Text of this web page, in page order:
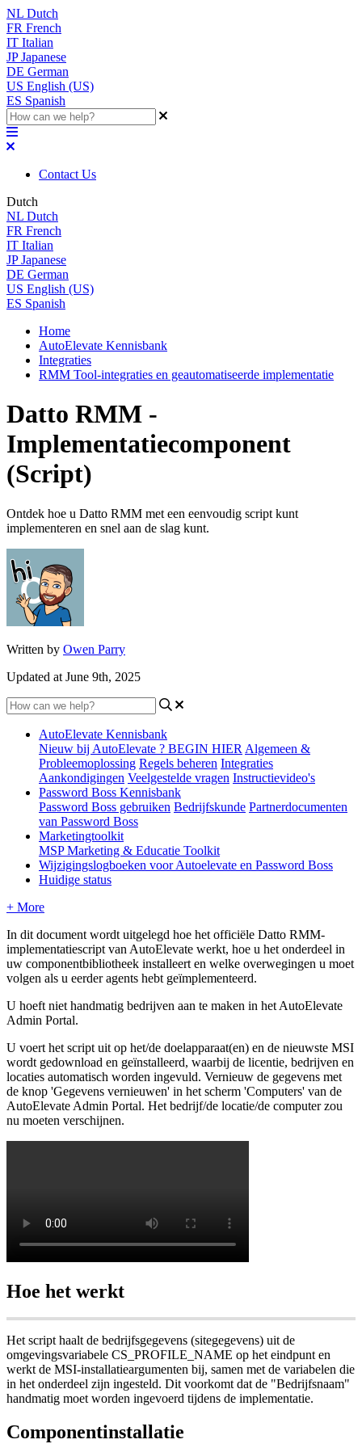
NL Dutch
FR French
IT Italian
JP Japanese
DE German
US English (US)
ES Spanish
Contact Us
Dutch
NL Dutch
FR French
IT Italian
JP Japanese
DE German
US English (US)
ES Spanish
Home
AutoElevate Kennisbank
Integraties
RMM Tool-integraties en geautomatiseerde implementatie
Datto RMM -
Implementatiecomponent
(Script)
Ontdek hoe u Datto RMM met een eenvoudig script kunt
implementeren en snel aan de slag kunt.
Written by Owen Parry
Updated at June 9th, 2025
AutoElevate Kennisbank
Nieuw bij AutoElevate ? BEGIN HIER Algemeen &
Probleemoplossing Regels beheren Integraties
Aankondigingen Veelgestelde vragen Instructievideo's
Password Boss Kennisbank
Password Boss gebruiken Bedrijfskunde Partnerdocumenten
van Password Boss
Marketingtoolkit
MSP Marketing & Educatie Toolkit
Wijzigingslogboeken voor Autoelevate en Password Boss
Huidige status
+ More
In dit document wordt uitgelegd hoe het officiële Datto RMM-
implementatiescript van AutoElevate werkt, hoe u het onderdeel in
uw componentbibliotheek installeert en welke overwegingen u moet
volgen als u eerder agents hebt geïmplementeerd.
U hoeft niet handmatig bedrijven aan te maken in het AutoElevate
Admin Portal.
U voert het script uit op het/de doelapparaat(en) en de nieuwste MSI
wordt gedownload en geïnstalleerd, waarbij de licentie, bedrijven en
locaties automatisch worden ingevuld. Vernieuw de gegevens met
de knop 'Gegevens vernieuwen' in het scherm 'Computers' van de
AutoElevate Admin Portal. Het bedrijf/de locatie/de computer zou
nu moeten verschijnen.
Hoe het werkt
Het script haalt de bedrijfsgegevens (sitegegevens) uit de
omgevingsvariabele CS_PROFILE_NAME op het eindpunt en
werkt de MSI-installatieargumenten bij, samen met de variabelen die
in het onderdeel zijn ingesteld. Dit voorkomt dat de "Bedrijfsnaam"
handmatig moet worden ingevoerd tijdens de implementatie.
Componentinstallatie